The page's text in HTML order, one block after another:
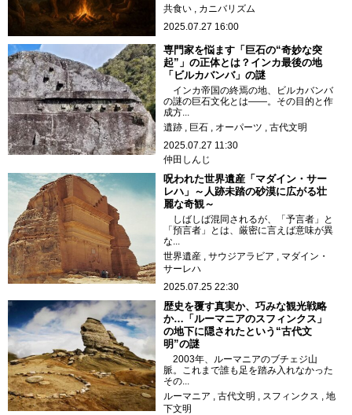
共食い
カニバリズム
2025.07.27 16:00
専門家を悩ます「巨石の“奇妙な突
起”」の正体とは？インカ最後の地
「ビルカバンバ」の謎
インカ帝国の終焉の地、ビルカバンバ
の謎の巨石文化とは――。その目的と作
成方...
遺跡
巨石 オーパーツ
古代文明
2025.07.27 11:30
仲田しんじ
呪われた世界遺産「マダイン・サー
レハ」～人跡未踏の砂漠に広がる壮
麗な奇観～
しばしば混同されるが、「予言者」と
「預言者」とは、厳密に言えば意味が異
な...
世界遺産
サウジアラビア
マダイン・
サーレハ
2025.07.25 22:30
歴史を覆す真実か、巧みな観光戦略
か…「ルーマニアのスフィンクス」
の地下に隠されたという“古代文
明”の謎
2003年、ルーマニアのブチェジ山
脈。これまで誰も足を踏み入れなかった
その...
ルーマニア
古代文明 スフィンクス
地
下文明